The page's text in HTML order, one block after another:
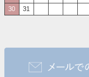
30
31